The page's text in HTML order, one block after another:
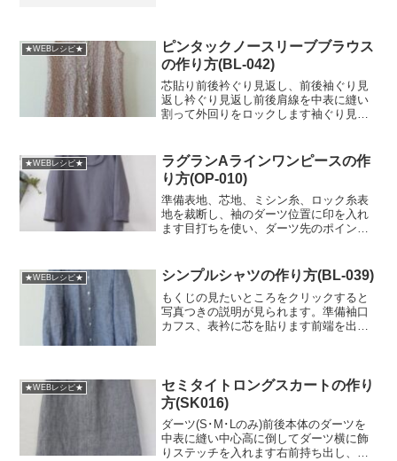
（注：このまま縫うのではあり...
★WEBレシピ★
ピンタックノースリーブブラウス
の作り方(BL-042)
芯貼り前後衿ぐり見返し、前後袖ぐり見
返し衿ぐり見返し前後肩線を中表に縫い
割って外回りをロックします袖ぐり見返
イロンを当てて３cm巾でピンタックを縫
います脇側にピンタック...
★WEBレシピ★
ラグランAラインワンピースの作
り方(OP-010)
準備表地、芯地、ミシン糸、ロック糸表
地を裁断し、袖のダーツ位置に印を入れ
ます目打ちを使い、ダーツ先のポイント
も可）衿ぐり見返しに芯を貼ります袖山
のダーツを縫いますダーツ...
★WEBレシピ★ シンプルシャツの作り方(BL-039)
もくじの見たいところをクリックすると
写真つきの説明が見られます。準備袖口
カフス、表衿に芯を貼ります前端を出来
衿を中表に縫い合わせ、表...
★WEBレシピ★
セミタイトロングスカートの作り
方(SK016)
ダーツ(S･M･Lのみ)前後本体のダーツを
中表に縫い中心高に倒してダーツ横に飾
りステッチを入れます右前持ち出し、左